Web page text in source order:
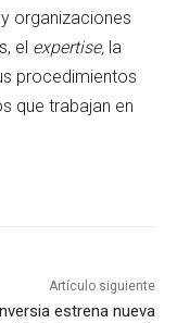
organizaciones
el expertise, la
procedimientos
que trabajan en
Artículo siguiente
estrena nueva